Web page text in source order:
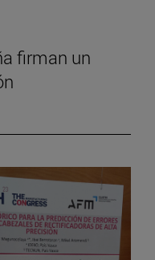
firman un